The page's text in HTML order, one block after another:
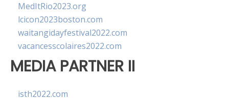
MedItRio2023.org
lcicon2023boston.com
waitangidayfestival2022.com
vacancesscolaires2022.com
MEDIA PARTNER II
isth2022.com